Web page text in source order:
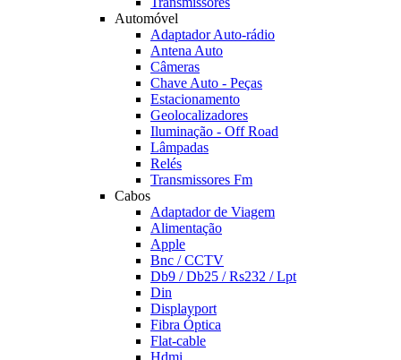
Automóvel
Adaptador Auto-rádio
Antena Auto
Câmeras
Chave Auto - Peças
Estacionamento
Geolocalizadores
Iluminação - Off Road
Lâmpadas
Relés
Transmissores Fm
Cabos
Adaptador de Viagem
Alimentação
Apple
Bnc / CCTV
Db9 / Db25 / Rs232 / Lpt
Din
Displayport
Fibra Óptica
Flat-cable
Hdmi